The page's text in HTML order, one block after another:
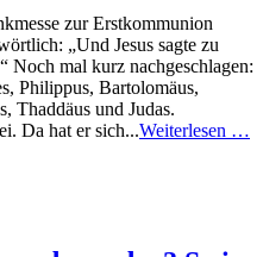
zur Erstkommunion
„Und Jesus sagte zu
Noch mal kurz nachgeschlagen:
Philippus, Bartolomäus,
Thaddäus und Judas.
Da hat er sich...Weiterlesen …